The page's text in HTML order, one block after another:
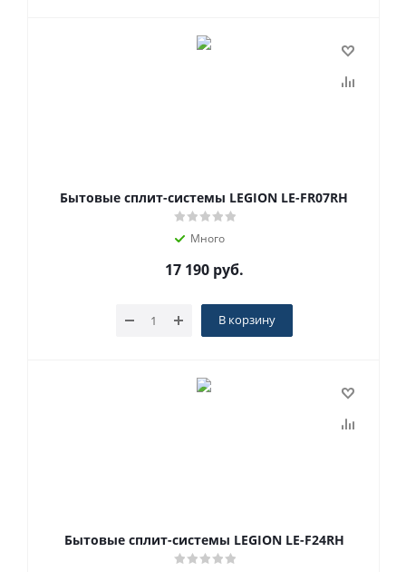
Бытовые сплит-системы LEGION LE-FR07RH
Много
17 190руб.
В корзину
Бытовые сплит-системы LEGION LE-F24RH